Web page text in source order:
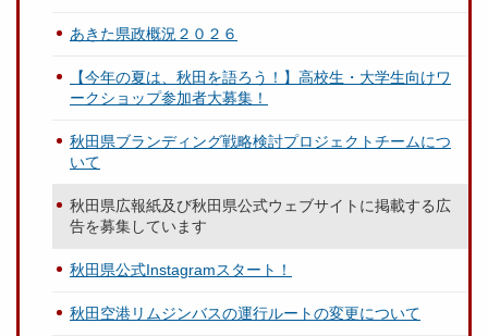
あきた県政概況２０２６
【今年の夏は、秋田を語ろう！】高校生・大学生向けワ
ークショップ参加者大募集！
秋田県ブランディング戦略検討プロジェクトチームにつ
いて
秋田県広報紙及び秋田県公式ウェブサイトに掲載する広
告を募集しています
秋田県公式Instagramスタート！
秋田空港リムジンバスの運行ルートの変更について